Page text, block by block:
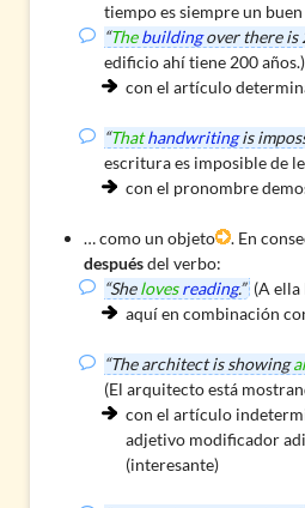
tiempo es siempre un
“The buildingover there is
edificio ahí tiene 200 años.)
con el artículo
“That handwritingis
escritura es imposible de
con el pronombre
… como un objeto
. En
despuésdel verbo:
“Sheloves reading.” (A ella
aquí en combinación
“The architect is showing
(El arquitecto está
con el artículo
adjetivo modificador
(interesante)